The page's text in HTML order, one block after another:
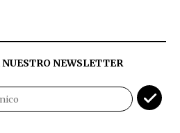
NEWSLETTER